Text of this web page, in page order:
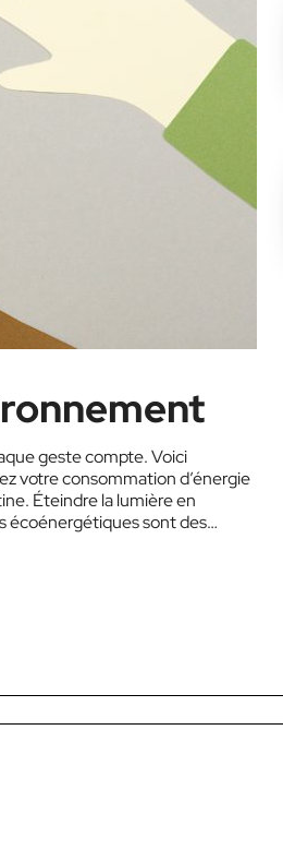
geste compte. Voici
votre consommation d’énergie
Éteindre la lumière en
écoénergétiques sont des